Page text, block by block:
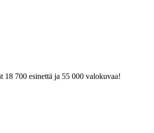
18 700 esinettä ja 55 000 valokuvaa!